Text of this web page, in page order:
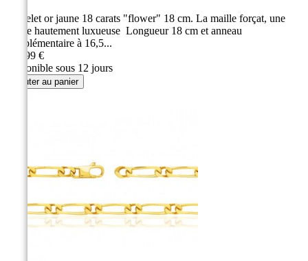
Bracelet or jaune 18 carats "flower" 18 cm. La maille forçat, une
maille hautement luxueuse Longueur 18 cm et anneau
complémentaire à 16,5...
279,99 €
Disponible sous 12 jours
Ajouter au panier